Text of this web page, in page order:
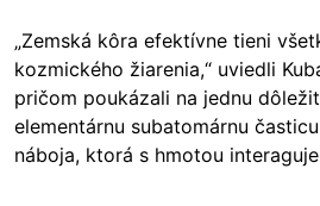
„Zemská kôra efektívne tieni
kozmického žiarenia,“ uviedli
pričom poukázali na jednu
elementárnu subatomárnu
náboja, ktorá s hmotou